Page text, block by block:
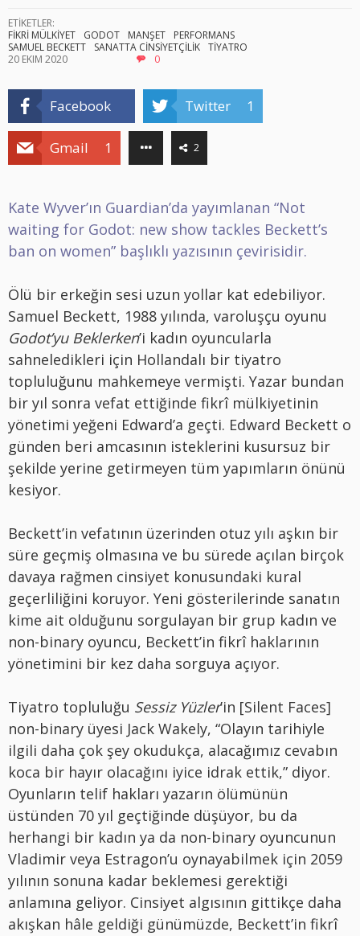
ETİKETLER:
FİKRİ MÜLKİYET
GODOT MANŞET
PERFORMANS
SAMUEL BECKETT
SANATTA CİNSİYETÇİLİK TİYATRO
20 EKIM 2020
0
Facebook Twitter 1
Gmail 1 2
Kate Wyver’ın Guardian’da yayımlanan “Not
waiting for Godot: new show tackles Beckett’s
ban on women” başlıklı yazısının çevirisidir.
Ölü bir erkeğin sesi uzun yollar kat edebiliyor.
Samuel Beckett, 1988 yılında, varoluşçu oyunu
Godot’yu Beklerken’i kadın oyuncularla
sahneledikleri için Hollandalı bir tiyatro
topluluğunu mahkemeye vermişti. Yazar bundan
bir yıl sonra vefat ettiğinde fikrî mülkiyetinin
yönetimi yeğeni Edward’a geçti. Edward Beckett o
günden beri amcasının isteklerini kusursuz bir
şekilde yerine getirmeyen tüm yapımların önünü
kesiyor.
Beckett’in vefatının üzerinden otuz yılı aşkın bir
süre geçmiş olmasına ve bu sürede açılan birçok
davaya rağmen cinsiyet konusundaki kural
geçerliliğini koruyor. Yeni gösterilerinde sanatın
kime ait olduğunu sorgulayan bir grup kadın ve
non-binary oyuncu, Beckett’in fikrî haklarının
yönetimini bir kez daha sorguya açıyor.
Tiyatro topluluğu Sessiz Yüzler’in [Silent Faces]
non-binary üyesi Jack Wakely, “Olayın tarihiyle
ilgili daha çok şey okudukça, alacağımız cevabın
koca bir hayır olacağını iyice idrak ettik,” diyor.
Oyunların telif hakları yazarın ölümünün
üstünden 70 yıl geçtiğinde düşüyor, bu da
herhangi bir kadın ya da non-binary oyuncunun
Vladimir veya Estragon’u oynayabilmek için 2059
yılının sonuna kadar beklemesi gerektiği
anlamına geliyor. Cinsiyet algısının gittikçe daha
akışkan hâle geldiği günümüzde, Beckett’in fikrî